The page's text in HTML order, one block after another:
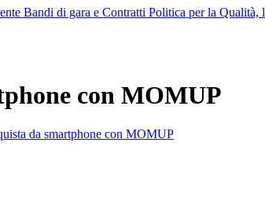
Bandi di gara e Contratti Politica per la Qualità,
con MOMUP
da smartphone con MOMUP